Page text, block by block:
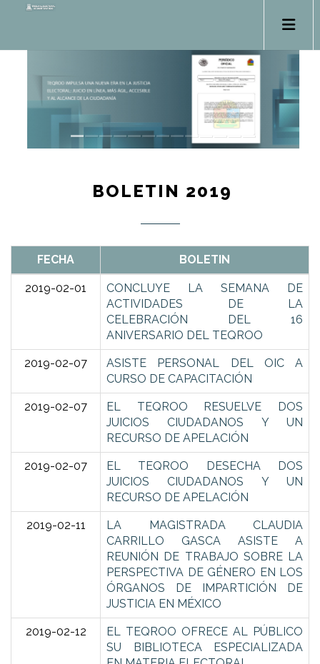
BOLETIN 2019
FECHA BOLETIN
2019-02-01
CONCLUYE LA SEMANA DE
ACTIVIDADES DE LA
CELEBRACIÓN DEL 16
ANIVERSARIO DEL TEQROO
2019-02-07
ASISTE PERSONAL DEL OIC A
CURSO DE CAPACITACIÓN
2019-02-07
EL TEQROO RESUELVE DOS
JUICIOS CIUDADANOS Y UN
RECURSO DE APELACIÓN
2019-02-07
EL TEQROO DESECHA DOS
JUICIOS CIUDADANOS Y UN
RECURSO DE APELACIÓN
2019-02-11
LA MAGISTRADA CLAUDIA
CARRILLO GASCA ASISTE A
REUNIÓN DE TRABAJO SOBRE LA
PERSPECTIVA DE GÉNERO EN LOS
ÓRGANOS DE IMPARTICIÓN DE
JUSTICIA EN MÉXICO
2019-02-12
EL TEQROO OFRECE AL PÚBLICO
SU BIBLIOTECA ESPECIALIZADA